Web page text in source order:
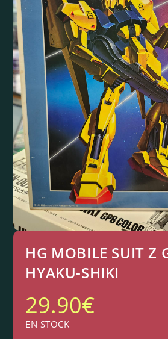
HG MOBILE SUIT Z
HYAKU-SHIKI
29.90€
EN STOCK